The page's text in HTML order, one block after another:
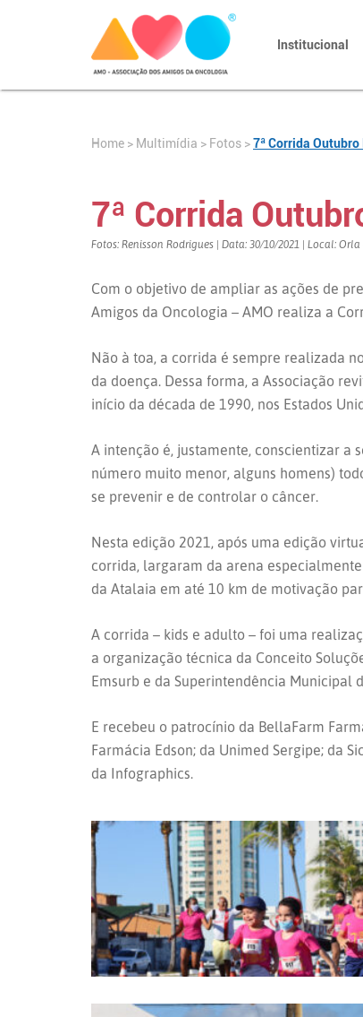
Institucional
Home > Multimídia > Fotos >7ª Corrida
7ª Corrida
Fotos: Renisson Rodrigues | Data: 30/10/2021 | Local:
Com o objetivo de ampliar as ações de
Amigos da Oncologia – AMO realiza a
Não à toa, a corrida é sempre realizada
da doença. Dessa forma, a Associação
início da década de 1990, nos Estados
A intenção é, justamente, conscientizar a
número muito menor, alguns homens)
se prevenir e de controlar o câncer.
Nesta edição 2021, após uma edição
corrida, largaram da arena
da Atalaia em até 10 km de motivação
A corrida – kids e adulto – foi uma
a organização técnica da Conceito
Emsurb e da Superintendência Municipal
E recebeu o patrocínio da BellaFarm
Farmácia Edson; da Unimed Sergipe; da
da Infographics.